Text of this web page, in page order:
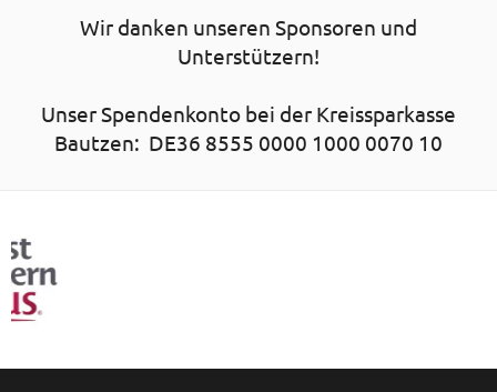
Wir danken unseren Sponsoren und
Unterstützern!
Unser Spendenkonto bei der Kreissparkasse
Bautzen: DE36 8555 0000 1000 0070 10